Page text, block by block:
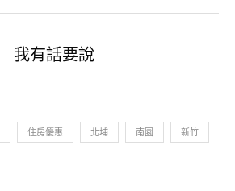
我有話要說
住房優惠 北埔 南園 新竹